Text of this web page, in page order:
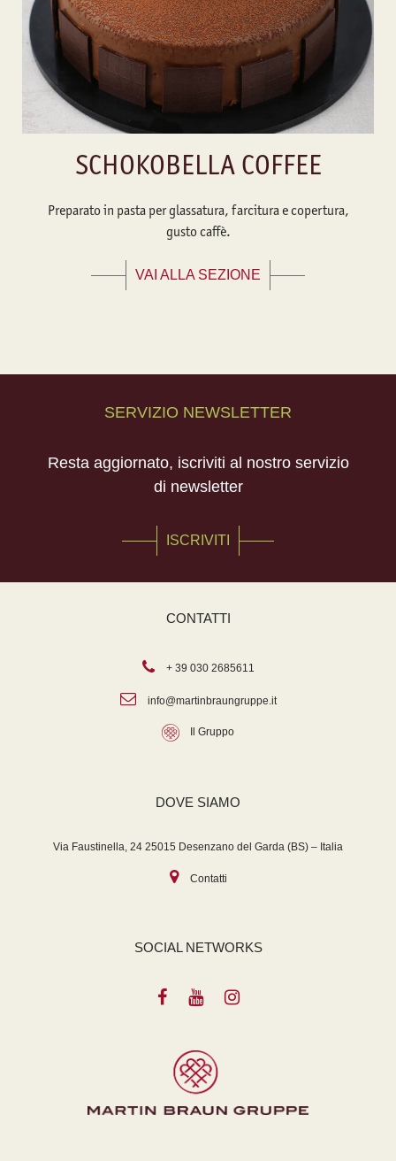
SCHOKOBELLA COFFEE
Preparato in pasta per glassatura, farcitura e copertura,
gusto caffè.
VAI ALLA SEZIONE
SERVIZIO NEWSLETTER
Resta aggiornato, iscriviti al nostro servizio
di newsletter
ISCRIVITI
CONTATTI
+ 39 030 2685611
info@martinbraungruppe.it
Il Gruppo
DOVE SIAMO
Via Faustinella, 24 25015 Desenzano del Garda (BS) – Italia
Contatti
SOCIAL NETWORKS